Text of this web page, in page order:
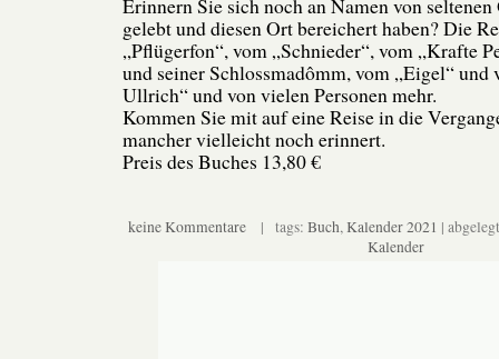
Erinnern Sie sich noch an Namen von
gelebt und diesen Ort bereichert haben? Die
„Pflügerfon“, vom „Schnieder“, vom „Krafte
und seiner Schlossmadômm, vom „Eigel“ und
Ullrich“ und von vielen Personen mehr.
Kommen Sie mit auf eine Reise in die
mancher vielleicht noch erinnert.
Preis des Buches 13,80 €
keine Kommentare| tags: Buch,Kalender 2021 |
Kalender